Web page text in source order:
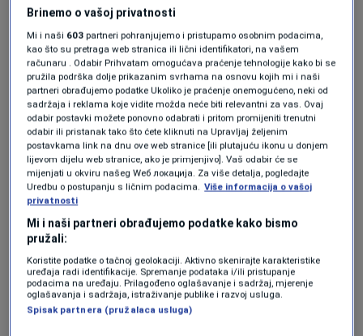
Oglas
UKRAJINSKE SLUŽBE GA POVRATILE
Objavljeni novi snimci atentata u Monaku:
SVIJET| 18. jul.| 0
SAVJETI STRUČNJAKA
Sve što trebate znati o ljetnim
Brinemo o vašoj privatnosti
Mi i naši 603 partneri pohranjujemo i pristupamo osobnim podacima,
kao što su pretraga web stranica ili lični identifikatori, na vašem
računaru . Odabir Prihvatam omogućava praćenje tehnologije kako bi se
pružila podrška dolje prikazanim svrhama na osnovu kojih mi i naši
partneri obrađujemo podatke Ukoliko je praćenje onemogućeno, neki od
sadržaja i reklama koje vidite možda neće biti relevantni za vas. Ovaj
odabir postavki možete ponovno odabrati i pritom promijeniti trenutni
odabir ili pristanak tako što ćete kliknuti na Upravljaj željenim
postavkama link na dnu ove web stranice [ili plutajuću ikonu u donjem
lijevom dijelu web stranice, ako je primjenjivo]. Vaš odabir će se
mijenjati u okviru našeg Wеб локација. Za više detalja, pogledajte
Uredbu o postupanju s ličnim podacima. Više informacija o vašoj
privatnosti
Mi i naši partneri obrađujemo podatke kako bismo
pružali:
Koristite podatke o tačnoj geolokaciji. Aktivno skenirajte karakteristike
uređaja radi identifikacije. Spremanje podataka i/ili pristupanje
podacima na uređaju. Prilagođeno oglašavanje i sadržaj, mjerenje
oglašavanja i sadržaja, istraživanje publike i razvoj usluga.
Spisak partnera (pružalaca usluga)